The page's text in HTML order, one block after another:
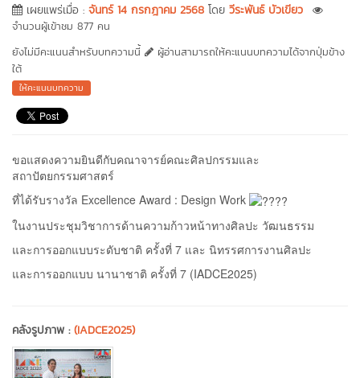
เผยแพร่เมื่อ : จันทร์ 14 กรกฎาคม 2568 โดย วีระพันธ์ บัวเขียว
จำนวนผู้เข้าชม 877 คน
ยังไม่มีคะแนนสำหรับบทความนี้
ผู้อ่านสามารถให้คะแนนบทความได้จากปุ่มข้าง
ใต้
ให้คะแนนบทความ
ขอแสดงความยินดีกับคณาจารย์คณะศิลปกรรมและ
สถาปัตยกรรมศาสตร์
ที่ได้รับรางวัล Excellence Award : Design Work
ในงานประชุมวิชาการด้านความก้าวหน้าทางศิลปะ วัฒนธรรม
และการออกแบบระดับชาติ ครั้งที่ 7 และ นิทรรศการงานศิลปะ
และการออกแบบ นานาชาติ ครั้งที่ 7 (IADCE2025)
คลังรูปภาพ :(IADCE2025)